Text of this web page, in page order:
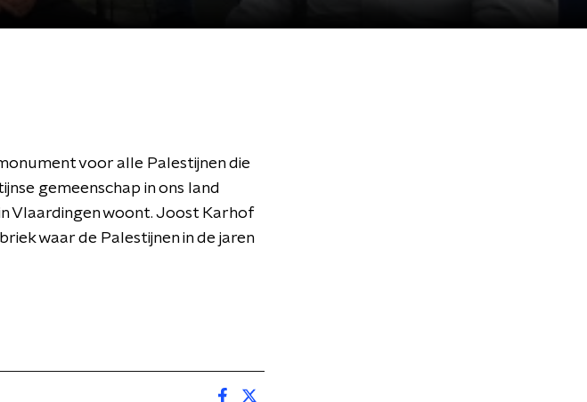
voor alle Palestijnen die
gemeenschap in ons land
Vlaardingen woont. Joost Karhof
waar de Palestijnen in de jaren